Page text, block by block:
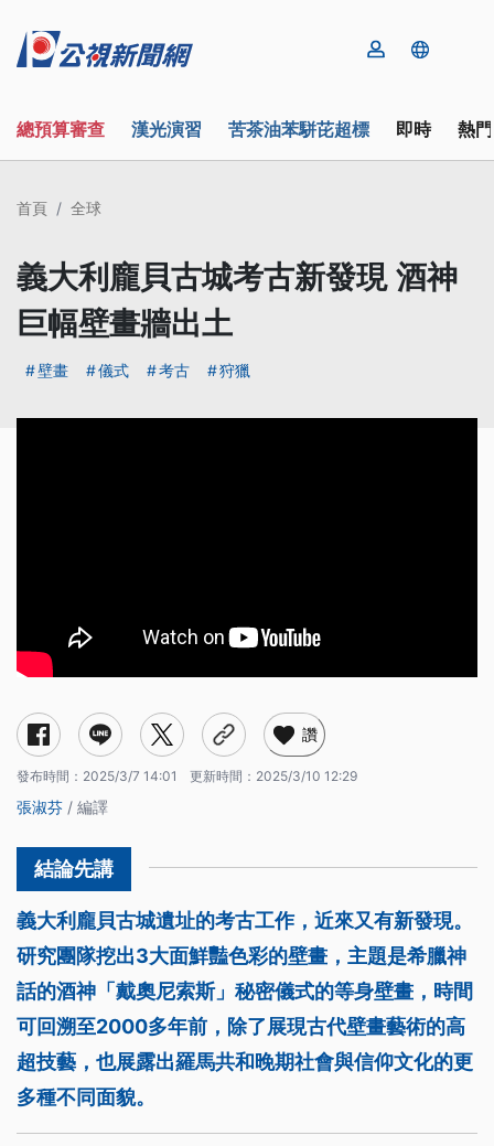
總預算審查 漢光演習 苦茶油苯駢芘超標 即時 熱
首頁 全球
義大利龐貝古城考古新發現 酒神
巨幅壁畫牆出土
壁畫 儀式 考古 狩獵
讚
發布時間： 2025/3/7 14:01 更新時間： 2025/3/10 12:29
張淑芬 / 編譯
義大利龐貝古城遺址的考古工作，近來又有新發現。
研究團隊挖出3大面鮮豔色彩的壁畫，主題是希臘神
話的酒神「戴奧尼索斯」秘密儀式的等身壁畫，時間
可回溯至2000多年前，除了展現古代壁畫藝術的高
超技藝，也展露出羅馬共和晚期社會與信仰文化的更
多種不同面貌。